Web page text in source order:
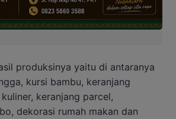
produksinya yaitu di antaranya
kursi bambu, keranjang
keranjang parcel,
dekorasi rumah makan dan